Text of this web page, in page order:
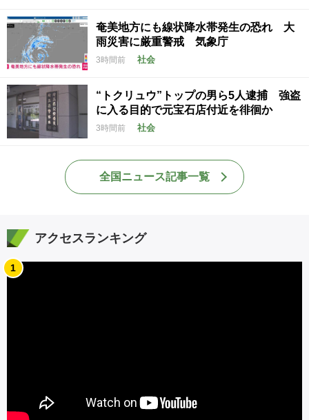
奄美地方にも線状降水帯発生の恐れ 大
雨災害に厳重警戒 気象庁
3時間前 社会
“トクリュウ”トップの男ら5人逮捕 強盗
に入る目的で元宝石店付近を徘徊か
3時間前 社会
全国ニュース記事一覧
アクセスランキング
1